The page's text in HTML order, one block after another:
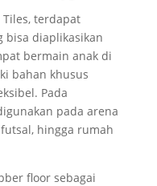
terdapat
bisa diaplikasikan
bermain anak di
bahan khusus
Pada
pada arena
hingga rumah
floor sebagai